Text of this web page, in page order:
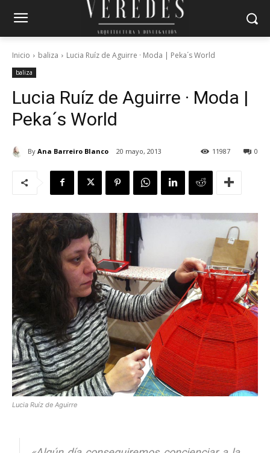
Inicio baliza Lucia Ruíz de Aguirre · Moda | Peka´s World
baliza
Lucia Ruíz de Aguirre · Moda |
Peka´s World
By Ana Barreiro Blanco 20 mayo, 2013 0
11987
Lucia Ruíz de Aguirre